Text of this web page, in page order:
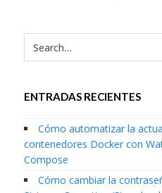
ENTRADAS RECIENTES
Cómo automatizar la
contenedores Docker con
Compose
Cómo cambiar la